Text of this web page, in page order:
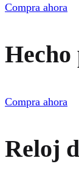
Compra ahora
Compra ahora
Reloj